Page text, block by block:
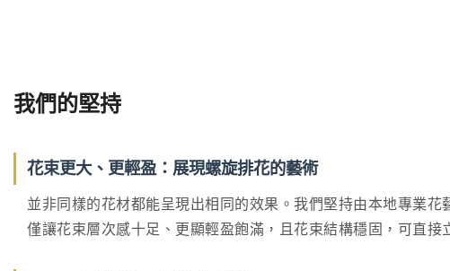
我們的堅持
花束更大、更輕盈：展現螺旋排花的藝術
並非同樣的花材都能呈現出相同的效果。我們堅持由本地專業
僅讓花束層次感十足、更顯輕盈飽滿，且花束結構穩固，可直接